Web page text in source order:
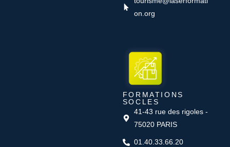
on.org
FORMATIONS
SOCLES
41-43 rue des rigoles -
75020 PARIS
01.40.33.66.20